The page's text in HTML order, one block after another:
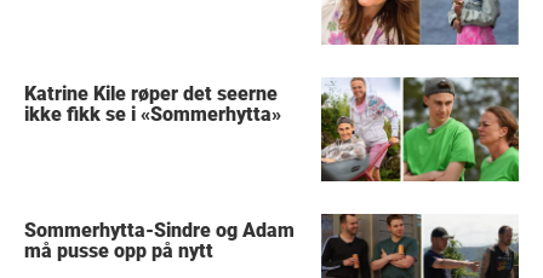
Katrine Kile røper det seerne
ikke fikk se i «Sommerhytta»
Sommerhytta-Sindre og Adam
må pusse opp på nytt